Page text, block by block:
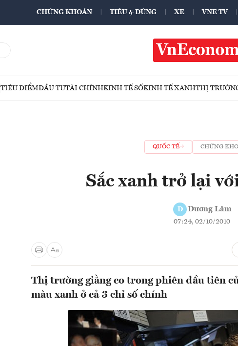
CHỨNG KHOÁN TIÊU & DÙNG XE VNE TV
TIÊU ĐIỂMĐẦU TƯTÀI CHÍNHKINH TẾ SỐKINH TẾ XANHTHỊ
QUỐC TẾ CHỨNG
Sắc xanh trở lại
D Dương Lâm
07:24, 02/10/2010
Thị trường giằng co trong phiên đầu tiên
màu xanh ở cả 3 chỉ số chính